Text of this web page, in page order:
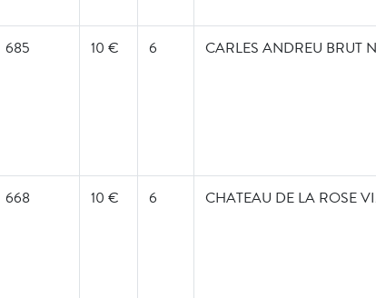
685 10 € 6 CARLES ANDREU BRUT
668 10 € 6 CHATEAU DE LA ROSE